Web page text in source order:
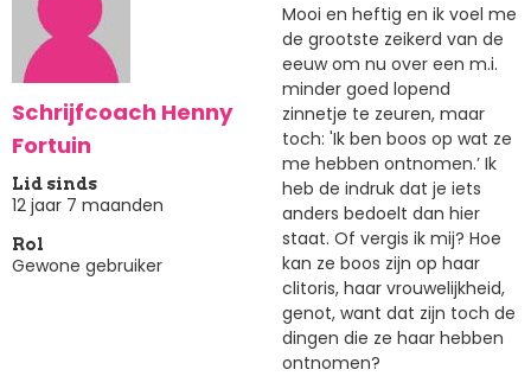
Schrijfcoach Henny
Fortuin
Lid sinds
12 jaar 7 maanden
Rol
Gewone gebruiker
Mooi en heftig en ik voel me
de grootste zeikerd van de
eeuw om nu over een m.i.
minder goed lopend
zinnetje te zeuren, maar
toch: 'Ik ben boos op wat ze
me hebben ontnomen.’ Ik
heb de indruk dat je iets
anders bedoelt dan hier
staat. Of vergis ik mij? Hoe
kan ze boos zijn op haar
clitoris, haar vrouwelijkheid,
genot, want dat zijn toch de
dingen die ze haar hebben
ontnomen?